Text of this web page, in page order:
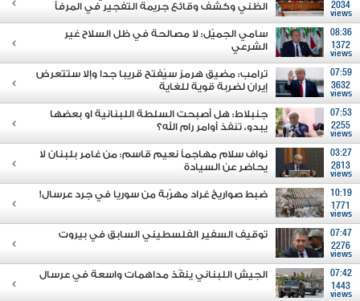
2034
views
الظني وكشف وقائع جريمة التفجير في المرفأ
08:36
1372
views
سامي الجميّل: لا مصالحة في ظل السلاح غير
الشرعي
07:59
3632
views
ترامب: مضيق هرمز سيُفتح قريبا جدا وإلا ستتعرض
إيران لضربة قوية للغاية
07:53
2255
views
جنبلاط: هل أصبحت السلطة اللبنانية او بعضها
يبدو، تنفذ أوامر رام الله؟
03:27
2813
views
نواف سلام مهاجماً نعيم قاسم: من غامر بلبنان لا
يحاضر عن السيادة
10:19
1771
views
ضبط صواريخ غراد مهرّبة من سوريا في جرد عرسال!
07:47
2276
views
توقيف السفير الفلسطيني السابق في بيروت
07:42
1443
views
الجيش اللبناني ينفّذ مداهمات واسعة في عرسال